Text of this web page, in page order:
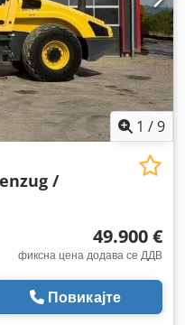
1 /9
/
49.900 €
фиксна цена додава се ДДВ
Повикајте